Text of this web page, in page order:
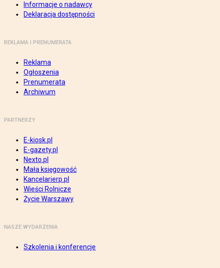
Informacje o nadawcy
Deklaracja dostępności
REKLAMA I PRENUMERATA
Reklama
Ogłoszenia
Prenumerata
Archiwum
PARTNERZY
E-kiosk.pl
E-gazety.pl
Nexto.pl
Mała księgowość
Kancelarierp.pl
Wieści Rolnicze
Życie Warszawy
NASZE WYDARZENIA
Szkolenia i konferencje